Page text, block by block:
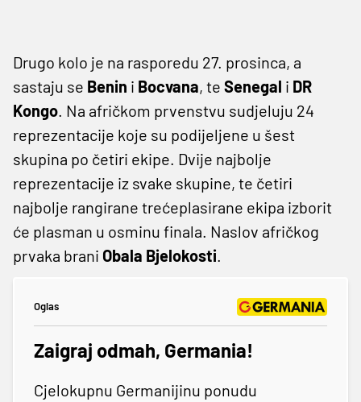
Drugo kolo je na rasporedu 27. prosinca, a
sastaju se Benin i Bocvana, te Senegal i DR
Kongo. Na afričkom prvenstvu sudjeluju 24
reprezentacije koje su podijeljene u šest
skupina po četiri ekipe. Dvije najbolje
reprezentacije iz svake skupine, te četiri
najbolje rangirane trećeplasirane ekipa izborit
će plasman u osminu finala. Naslov afričkog
prvaka brani Obala Bjelokosti.
Oglas
Zaigraj odmah, Germania!
Cjelokupnu Germanijinu ponudu